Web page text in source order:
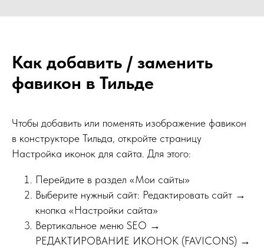
Как добавить / заменить
фавикон в Тильде
Чтобы добавить или поменять изображение фавикон
в конструкторе Тильда, откройте страницу
Настройка иконок для сайта. Для этого:
Перейдите в раздел «Мои сайты»
Выберите нужный сайт: Редактировать сайт →
кнопка «Настройки сайта»
Вертикальное меню SEO →
РЕДАКТИРОВАНИЕ ИКОНОК (FAVICONS) →